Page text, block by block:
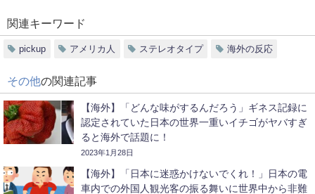
関連キーワード
pickup アメリカ人 ステレオタイプ 海外の反応
その他の関連記事
【海外】「どんな味がするんだろう」ギネス記録に
認定されていた日本の世界一重いイチゴがヤバすぎ
ると海外で話題に！
2023年1月28日
【海外】「日本に迷惑かけないでくれ！」日本の電
車内での外国人観光客の振る舞いに世界中から非難